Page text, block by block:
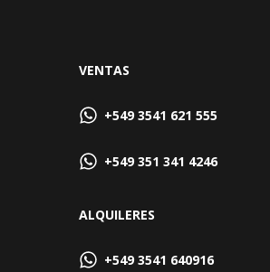
VENTAS
+549 3541 621 555
+549 351 341 4246
ALQUILERES
+549 3541 640916